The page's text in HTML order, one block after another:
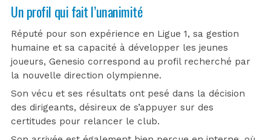
Un profil qui fait l’unanimité
Réputé pour son expérience en Ligue 1, sa gestion
humaine et sa capacité à développer les jeunes
joueurs, Genesio correspond au profil recherché par
la nouvelle direction olympienne.
Son vécu et ses résultats ont pesé dans la décision
des dirigeants, désireux de s’appuyer sur des
certitudes pour relancer le club.